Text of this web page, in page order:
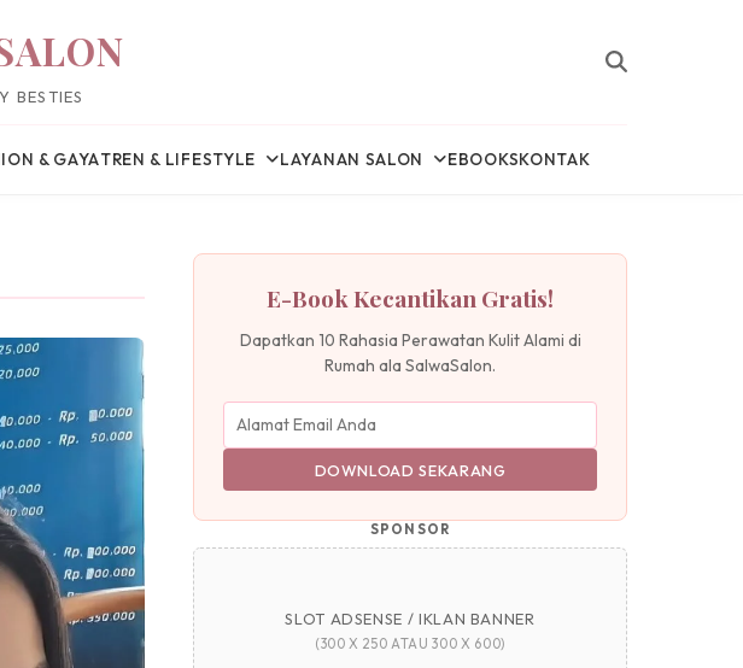
BESTIES
& GAYATREN & LIFESTYLE LAYANAN SALON EBOOKSKONTAK
E-Book Kecantikan Gratis!
Dapatkan 10 Rahasia Perawatan Kulit Alami di
Rumah ala SalwaSalon.
DOWNLOAD SEKARANG
SPONSOR
SLOT ADSENSE / IKLAN BANNER
(300 X 250 ATAU 300 X 600)